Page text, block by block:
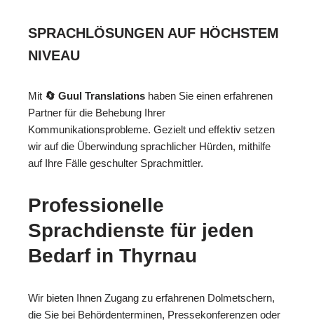
SPRACHLÖSUNGEN AUF HÖCHSTEM
NIVEAU
Mit 🔄 Guul Translations haben Sie einen erfahrenen
Partner für die Behebung Ihrer
Kommunikationsprobleme. Gezielt und effektiv setzen
wir auf die Überwindung sprachlicher Hürden, mithilfe
auf Ihre Fälle geschulter Sprachmittler.
Professionelle
Sprachdienste für jeden
Bedarf in Thyrnau
Wir bieten Ihnen Zugang zu erfahrenen Dolmetschern,
die Sie bei Behördenterminen, Pressekonferenzen oder